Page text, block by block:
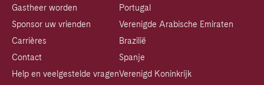
Gastheer worden
Sponsor uw vrienden
Carrières
Contact
Help en veelgestelde vragen
Portugal
Verenigde Arabische Emiraten
Brazilië
Spanje
Verenigd Koninkrijk